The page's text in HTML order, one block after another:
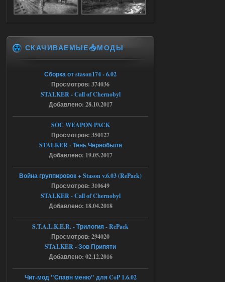
Доступно только для пользователей
Объединенный Пак 2 + OGSR +
STCoP WP 3.4
Stalker-Mods-Clan-su
Доступно только для пользователей
Ответить ➤
Объединенный Пак 2 + OGSR +
STCoP WP 3.4
Доступно только для пользователей
Ответить ➤
04.08.2026
Объединенный Пак 2 + OGSR +
STCoP WP 3.4
СКАЧИВАЕМЫЕ📥МОДЫ
Сборка от stason174 - 6.02
Просмотров: 374036
STALKER - Call of Chernobyl
Добавлено: 28.10.2017
SOC WEAPON PACK
Просмотров: 350127
STALKER - Тень Чернобыля
Добавлено: 19.05.2017
Война группировок + Stason v.6.03 (RePack)
Просмотров: 310649
STALKER - Call of Chernobyl
Добавлено: 18.04.2018
S.T.A.L.K.E.R. - Трилогия - RePack
Просмотров: 294020
STALKER - Зов Припяти
Добавлено: 02.12.2016
Чит-мод "Спавн меню" для CoP 1.6.02